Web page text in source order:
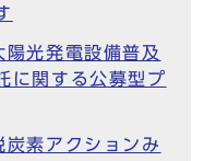
光発電設備普及
に関する公募型プ
炭素アクションみ